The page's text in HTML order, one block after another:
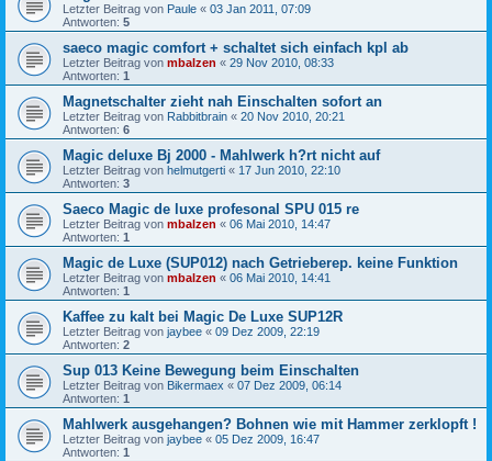
Letzter Beitrag von Paule « 03 Jan 2011, 07:09
Antworten: 5
saeco magic comfort + schaltet sich einfach kpl ab
Letzter Beitrag von mbalzen « 29 Nov 2010, 08:33
Antworten: 1
Magnetschalter zieht nah Einschalten sofort an
Letzter Beitrag von Rabbitbrain « 20 Nov 2010, 20:21
Antworten: 6
Magic deluxe Bj 2000 - Mahlwerk h?rt nicht auf
Letzter Beitrag von helmutgerti « 17 Jun 2010, 22:10
Antworten: 3
Saeco Magic de luxe profesonal SPU 015 re
Letzter Beitrag von mbalzen « 06 Mai 2010, 14:47
Antworten: 1
Magic de Luxe (SUP012) nach Getrieberep. keine Funktion
Letzter Beitrag von mbalzen « 06 Mai 2010, 14:41
Antworten: 1
Kaffee zu kalt bei Magic De Luxe SUP12R
Letzter Beitrag von jaybee « 09 Dez 2009, 22:19
Antworten: 2
Sup 013 Keine Bewegung beim Einschalten
Letzter Beitrag von Bikermaex « 07 Dez 2009, 06:14
Antworten: 1
Mahlwerk ausgehangen? Bohnen wie mit Hammer zerklopft !
Letzter Beitrag von jaybee « 05 Dez 2009, 16:47
Antworten: 1